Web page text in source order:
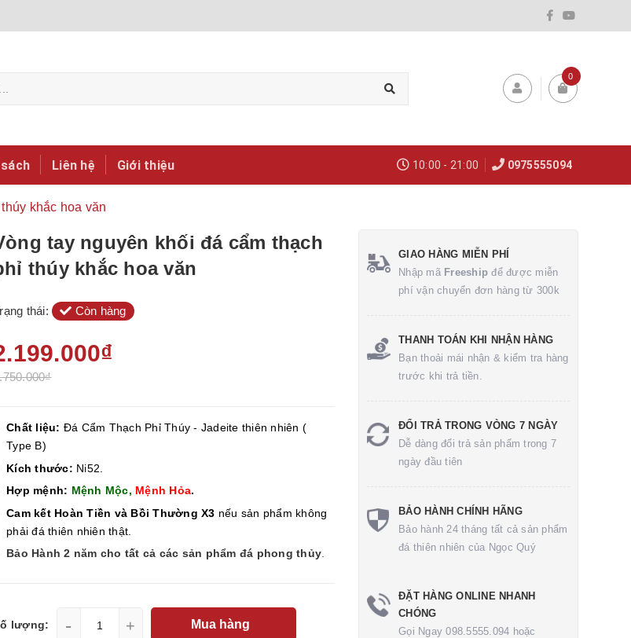
0
Liên hệ Giới thiệu 10:00 - 21:00 0975555094
khắc hoa văn
tay nguyên khối đá cẩm thạch
thúy khắc hoa văn
thái: Còn hàng
Chất liệu: Đá Cẩm Thạch Phỉ Thúy - Jadeite thiên nhiên (
Type B)
Kích thước: Ni52.
Hợp mệnh: Mệnh Mộc, Mệnh Hỏa.
Cam kết Hoàn Tiền và Bồi Thường X3 nếu sản phẩm không
phải đá thiên nhiên thật.
Bảo Hành 2 năm cho tất cả các sản phẩm đá phong thủy.
lượng: - + Mua hàng
GIAO HÀNG MIỄN PHÍ
Nhập mã Freeship để được miễn
phí vận chuyển đơn hàng từ 300k
THANH TOÁN KHI NHẬN HÀNG
Bạn thoải mái nhận & kiểm tra hàng
trước khi trả tiền.
ĐỔI TRẢ TRONG VÒNG 7 NGÀY
Dễ dàng đổi trả sản phẩm trong 7
ngày đầu tiên
BẢO HÀNH CHÍNH HÃNG
Bảo hành 24 tháng tất cả sản phẩm
đá thiên nhiên của Ngọc Quý
ĐẶT HÀNG ONLINE NHANH
CHÓNG
Gọi Ngay 098.5555.094 hoặc